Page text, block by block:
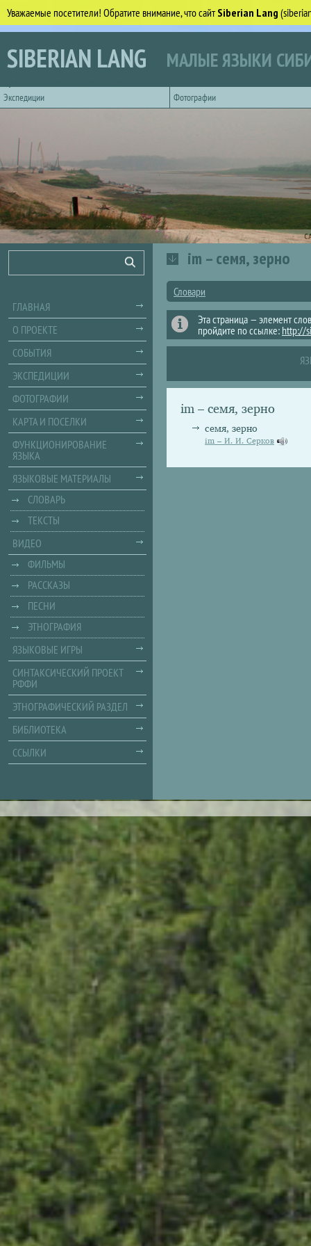
Уважаемые посетители! Обратите внимание, что сайтSiberian Lang
Перейти к основному содержанию
SIBERIAN LANG МАЛЫЕ ЯЗЫКИ
Экспедиции
Фотографии
im – семя, зерно
Словари
Эта страница — элемент
пройдите по ссылке: http://
im – семя, зерно
семя, зерно
im – И. И. Серков
Поиск
ГЛАВНАЯ
О ПРОЕКТЕ
СОБЫТИЯ
ЭКСПЕДИЦИИ
ФОТОГРАФИИ
КАРТА И ПОСЕЛКИ
ФУНКЦИОНИРОВАНИЕ
ЯЗЫКА
ЯЗЫКОВЫЕ МАТЕРИАЛЫ
СЛОВАРЬ
ТЕКСТЫ
ВИДЕО
ФИЛЬМЫ
РАССКАЗЫ
ПЕСНИ
ЭТНОГРАФИЯ
ЯЗЫКОВЫЕ ИГРЫ
СИНТАКСИЧЕСКИЙ ПРОЕКТ
РФФИ
ЭТНОГРАФИЧЕСКИЙ РАЗДЕЛ
БИБЛИОТЕКА
ССЫЛКИ